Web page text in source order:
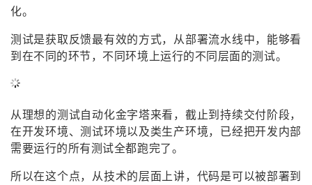
化。
测试是获取反馈最有效的方式，从部署流水线中，能够看
到在不同的环节，不同环境上运行的不同层面的测试。
从理想的测试自动化金字塔来看，截止到持续交付阶段，
在开发环境、测试环境以及类生产环境，已经把开发内部
需要运行的所有测试全都跑完了。
所以在这个点，从技术的层面上讲，代码是可以被部署到